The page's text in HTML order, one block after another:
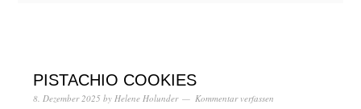
PISTACHIO COOKIES
8. Dezember 2025 by Helene Holunder Kommentar verfassen